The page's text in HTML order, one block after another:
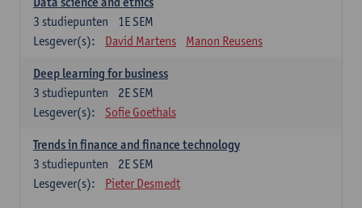
1E SEM
3 studiepunten
Lesgever(s):
David Martens Manon Reusens
Deep learning for business
2E SEM
3 studiepunten
Lesgever(s):
Sofie Goethals
Trends in finance and finance technology
2E SEM
3 studiepunten
Lesgever(s):
Pieter Desmedt